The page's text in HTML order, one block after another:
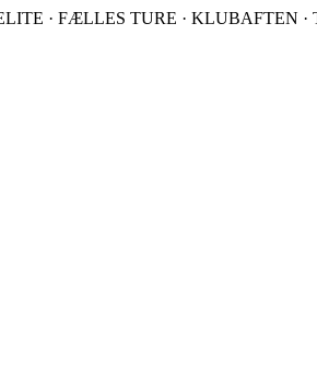
· FÆLLES TURE · KLUBAFTEN